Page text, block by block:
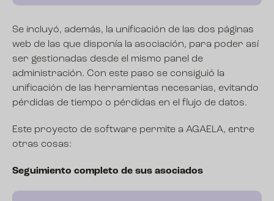
Se incluyó, además, la unificación de las dos páginas
web de las que disponía la asociación, para poder así
ser gestionadas desde el mismo panel de
administración. Con este paso se consiguió la
unificación de las herramientas necesarias, evitando
pérdidas de tiempo o pérdidas en el flujo de datos.
Este proyecto de software permite a AGAELA, entre
otras cosas:
Seguimiento completo de sus asociados